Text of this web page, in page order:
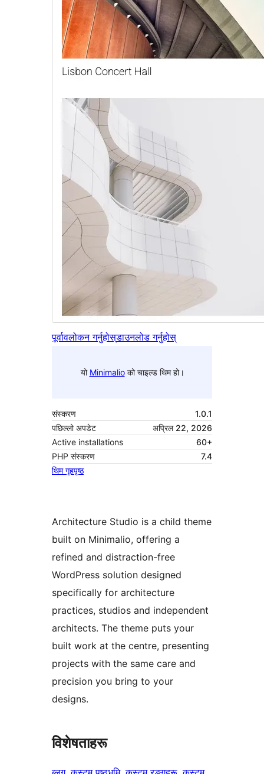
पूर्वावलोकन गर्नुहोस्डाउनलोड गर्नुहोस्
यो Minimalioको चाइल्ड थिम हो।
संस्करण
1.0.1
पछिल्लो अपडेट
अप्रिल 22, 2026
Active installations
60+
PHP संस्करण
7.4
थिम गृहपृष्ठ
Architecture Studio is a child theme
built on Minimalio, offering a
refined and distraction-free
WordPress solution designed
specifically for architecture
practices, studios and independent
architects. The theme puts your
built work at the centre, presenting
projects with the same care and
precision you bring to your
designs.
विशेषताहरू